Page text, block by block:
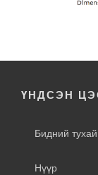
ҮНДСЭН
Бидний тухай
Нүүр